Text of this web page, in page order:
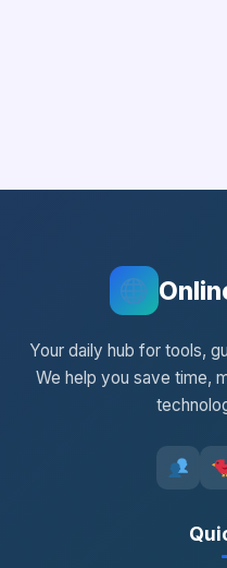
Your daily hub for tools,
We help you save time,